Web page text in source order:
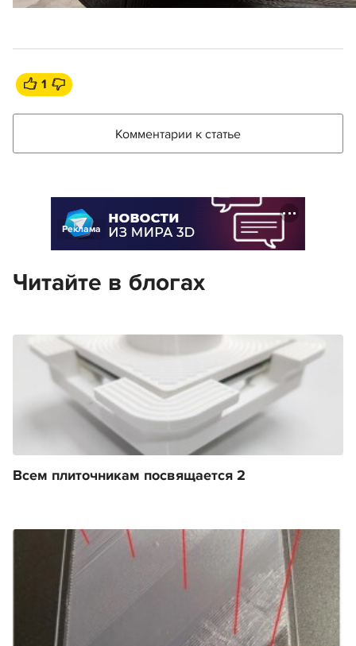
1
Комментарии к статье
Реклама
Читайте в блогах
Всем плиточникам посвящается 2